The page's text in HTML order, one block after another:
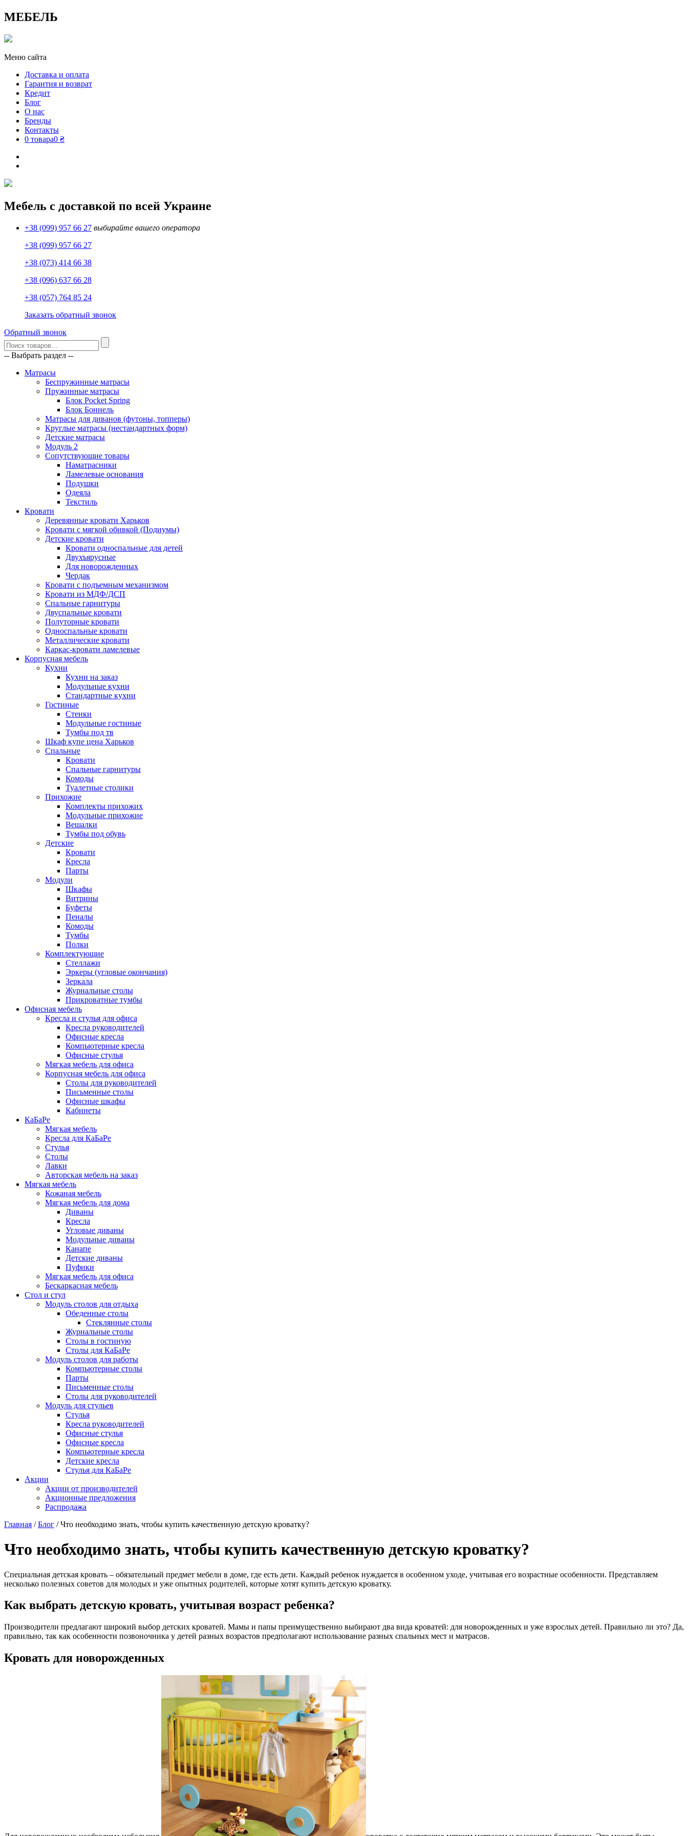
МЕБЕЛЬ
Меню сайта
Доставка и оплата
Гарантия и возврат
Кредит
Блог
О нас
Бренды
Контакты
0 товара0 ₴
Мебель с доставкой по всей Украине
+38 (099) 957 66 27 выбирайте вашего оператора
+38 (099) 957 66 27
+38 (073) 414 66 38
+38 (096) 637 66 28
+38 (057) 764 85 24
Заказать обратный звонок
Обратный звонок
-- Выбрать раздел --
Матрасы
Беспружинные матрасы
Пружинные матрасы
Блок Pocket Spring
Блок Боннель
Матрасы для диванов (футоны, топперы)
Круглые матрасы (нестандартных форм)
Детские матрасы
Модуль 2
Сопутствующие товары
Наматрасники
Ламелевые основания
Подушки
Одеяла
Текстиль
Кровати
Деревянные кровати Харьков
Кровати с мягкой обивкой (Подиумы)
Детские кровати
Кровати односпальные для детей
Двухъярусные
Для новорожденных
Чердак
Кровати с подъемным механизмом
Кровати из МДФ/ДСП
Спальные гарнитуры
Двуспальные кровати
Полуторные кровати
Односпальные кровати
Металлические кровати
Каркас-кровати ламелевые
Корпусная мебель
Кухни
Кухни на заказ
Модульные кухни
Стандартные кухни
Гостиные
Стенки
Модульные гостиные
Тумбы под тв
Шкаф купе цена Харьков
Спальные
Кровати
Спальные гарнитуры
Комоды
Туалетные столики
Прихожие
Комплекты прихожих
Модульные прихожие
Вешалки
Тумбы под обувь
Детские
Кровати
Кресла
Парты
Модули
Шкафы
Витрины
Буфеты
Пеналы
Комоды
Тумбы
Полки
Комплектующие
Стеллажи
Эркеры (угловые окончания)
Зеркала
Журнальные столы
Прикроватные тумбы
Офисная мебель
Кресла и стулья для офиса
Кресла руководителей
Офисные кресла
Компьютерные кресла
Офисные стулья
Мягкая мебель для офиса
Корпусная мебель для офиса
Столы для руководителей
Письменные столы
Офисные шкафы
Кабинеты
КаБаРе
Мягкая мебель
Кресла для КаБаРе
Стулья
Столы
Лавки
Авторская мебель на заказ
Мягкая мебель
Кожаная мебель
Мягкая мебель для дома
Диваны
Кресла
Угловые диваны
Модульные диваны
Канапе
Детские диваны
Пуфики
Мягкая мебель для офиса
Бескаркасная мебель
Стол и стул
Модуль столов для отдыха
Обеденные столы
Стеклянные столы
Журнальные столы
Столы в гостиную
Столы для КаБаРе
Модуль столов для работы
Компьютерные столы
Парты
Письменные столы
Столы для руководителей
Модуль для стульев
Стулья
Кресла руководителей
Офисные стулья
Офисные кресла
Компьютерные кресла
Детские кресла
Стулья для КаБаРе
Акции
Акции от производителей
Акционные предложения
Распродажа
Главная /Блог /Что необходимо знать, чтобы купить качественную детскую кроватку?
Что необходимо знать, чтобы купить качественную детскую кроватку?
Специальная детская кровать – обязательный предмет мебели в доме, где есть дети. Каждый ребенок нуждается в особенном уходе, учитывая его возрастные особенности. Представляем
несколько полезных советов для молодых и уже опытных родителей, которые хотят купить детскую кроватку.
Как выбрать детскую кровать, учитывая возраст ребенка?
Производители предлагают широкий выбор детских кроватей. Мамы и папы преимущественно выбирают два вида кроватей: для новорожденных и уже взрослых детей. Правильно ли это? Да,
правильно, так как особенности позвоночника у детей разных возрастов предполагают использование разных спальных мест и матрасов.
Кровать для новорожденных